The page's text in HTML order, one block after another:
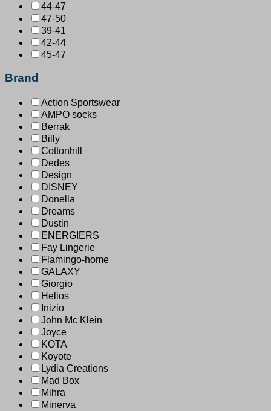
44-47
47-50
39-41
42-44
45-47
Brand
Action Sportswear
AMPO socks
Berrak
Billy
Cottonhill
Dedes
Design
DISNEY
Donella
Dreams
Dustin
ENERGIERS
Fay Lingerie
Flamingo-home
GALAXY
Giorgio
Helios
Inizio
John Mc Klein
Joyce
KOTA
Koyote
Lydia Creations
Mad Box
Mihra
Minerva